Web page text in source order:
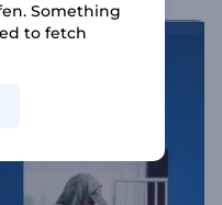
Something
to fetch